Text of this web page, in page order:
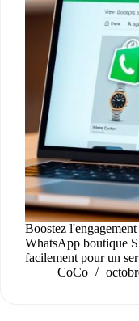
Boostez
WhatsApp boutique
facilement pour un
CoCo